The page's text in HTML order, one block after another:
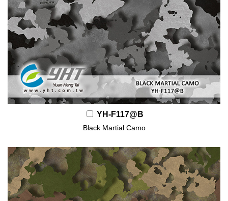
YH-F117@B
Black Martial Camo